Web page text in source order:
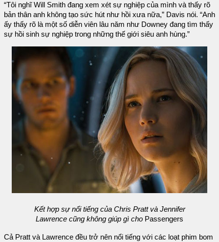
“Tôi nghĩ Will Smith đang xem xét sự nghiệp của mình và thấy rõ
bản thân anh không tạo sức hút như hồi xưa nữa,” Davis nói. “Anh
ấy thấy rõ là một số diễn viên lâu năm như Downey đang tìm thấy
sự hồi sinh sự nghiệp trong những thế giới siêu anh hùng.”
Kết hợp sự nổi tiếng của Chris Pratt và Jennifer
Lawrence cũng không giúp gì cho Passengers
Cả Pratt và Lawrence đều trở nên nổi tiếng với các loạt phim bom